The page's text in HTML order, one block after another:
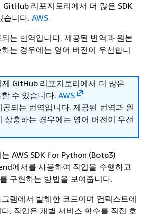
GitHub 리포지토리에서 더 많은 SDK
습니다. AWS
는 번역입니다. 제공된 번역과 원본
는 경우에는 영어 버전이 우선합니
제 GitHub 리포지토리에서 더 많은
수 있습니다. AWS
되는 번역입니다. 제공된 번역과 원
상충하는 경우에는 영어 버전이 우선
AWS SDK for Python (Boto3)
에서를 사용하여 작업을 수행하고
구현하는 방법을 보여줍니다.
램에서 발췌한 코드이며 컨텍스트에
. 작업은 개별 서비스 함수를 직접 호